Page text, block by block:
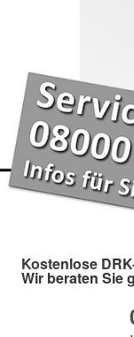
Kostenlose
Wir beraten Sie